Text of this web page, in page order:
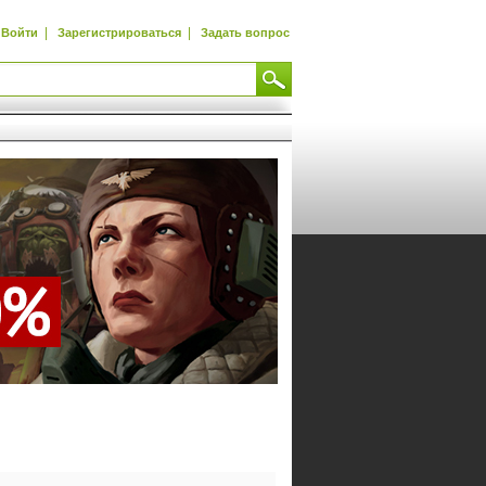
Войти | Зарегистрироваться | Задать вопрос